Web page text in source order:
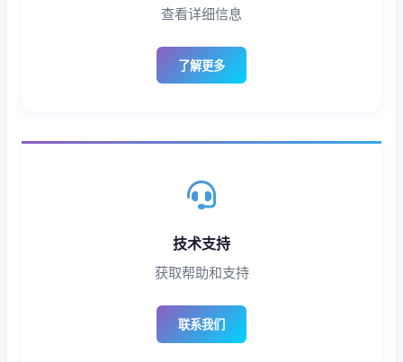
查看详细信息
了解更多
技术支持
获取帮助和支持
联系我们